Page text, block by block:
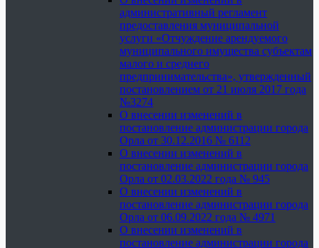
административный регламент
предоставления муниципальной
услуги «Отчуждение арендуемого
муниципального имущества субъектам
малого и среднего
предпринимательства», утвержденный
постановлением от 21 июля 2017 года
№3274
О внесении изменений в
постановление администрации города
Орла от 30.12.2016 № 6112
О внесении изменений в
постановление администрации города
Орла от 02.03.2022 года № 945
О внесении изменений в
постановление администрации города
Орла от 06.09.2022 года № 4971
О внесении изменений в
постановление администрации города